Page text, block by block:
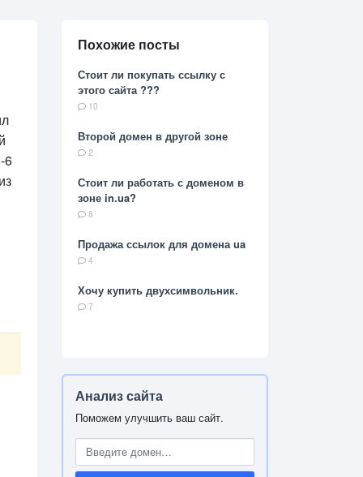
6
Похожие посты
Стоит ли покупать ссылку с
этого сайта ???
10
Второй домен в другой зоне
2
Стоит ли работать с доменом в
зоне in.ua?
8
Продажа ссылок для домена ua
4
Хочу купить двухсимвольник.
7
Анализ сайта
Поможем улучшить ваш сайт.